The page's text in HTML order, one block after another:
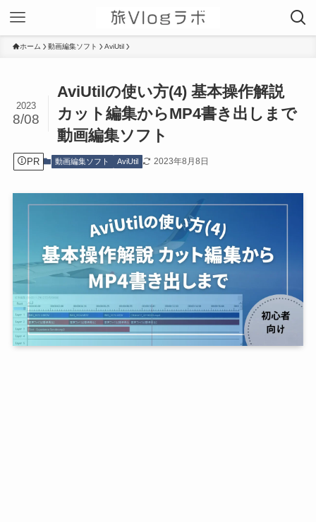
ホーム 動画編集ソフト AviUtil
AviUtilの使い方(4) 基本操作解説
カット編集からMP4書き出しまで
動画編集ソフト
2023
8/08
PR 動画編集ソフト AviUtil 2023年8月8日